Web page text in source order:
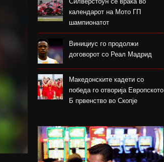
календарот на Мото ГП
шампионатот
Винициус го продолжи
договорот со Реал Мадрид
Македонските кадети со
победа го отворија Европското
Б првенство во Скопје
првиот меч против Хибернијан
Реал го официјализира